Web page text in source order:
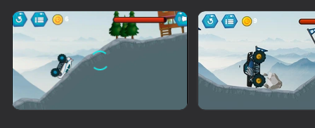
Cihazı döndərin
Oyun yalnız üfüqi